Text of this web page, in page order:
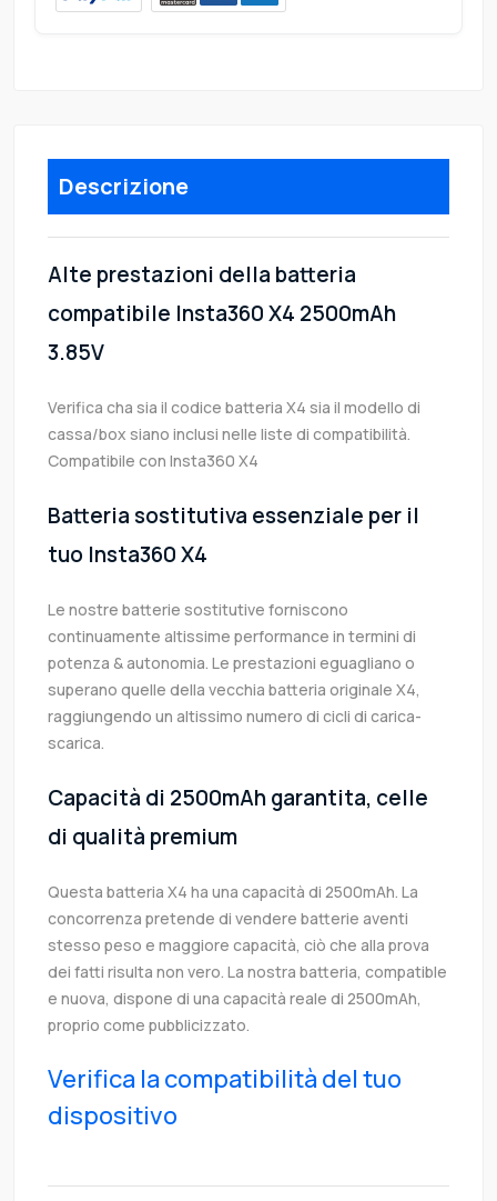
Descrizione
Alte prestazioni della batteria
compatibile Insta360 X4 2500mAh
3.85V
Verifica cha sia il codice batteria X4 sia il modello di
cassa/box siano inclusi nelle liste di compatibilità.
Compatibile con Insta360 X4
Batteria sostitutiva essenziale per il
tuo Insta360 X4
Le nostre batterie sostitutive forniscono
continuamente altissime performance in termini di
potenza & autonomia. Le prestazioni eguagliano o
superano quelle della vecchia batteria originale X4,
raggiungendo un altissimo numero di cicli di carica-
scarica.
Capacità di 2500mAh garantita, celle
di qualità premium
Questa batteria X4 ha una capacità di 2500mAh. La
concorrenza pretende di vendere batterie aventi
stesso peso e maggiore capacità, ciò che alla prova
dei fatti risulta non vero. La nostra batteria, compatible
e nuova, dispone di una capacità reale di 2500mAh,
proprio come pubblicizzato.
Verifica la compatibilità del tuo
dispositivo